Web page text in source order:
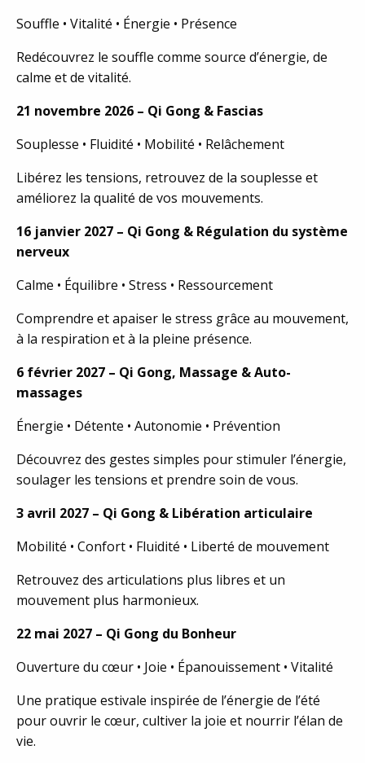
Souffle • Vitalité • Énergie • Présence
Redécouvrez le souffle comme source d’énergie, de
calme et de vitalité.
21 novembre 2026 – Qi Gong & Fascias
Souplesse • Fluidité • Mobilité • Relâchement
Libérez les tensions, retrouvez de la souplesse et
améliorez la qualité de vos mouvements.
16 janvier 2027 – Qi Gong & Régulation du système
nerveux
Calme • Équilibre • Stress • Ressourcement
Comprendre et apaiser le stress grâce au mouvement,
à la respiration et à la pleine présence.
6 février 2027 – Qi Gong, Massage & Auto-
massages
Énergie • Détente • Autonomie • Prévention
Découvrez des gestes simples pour stimuler l’énergie,
soulager les tensions et prendre soin de vous.
3 avril 2027 – Qi Gong & Libération articulaire
Mobilité • Confort • Fluidité • Liberté de mouvement
Retrouvez des articulations plus libres et un
mouvement plus harmonieux.
22 mai 2027 – Qi Gong du Bonheur
Ouverture du cœur • Joie • Épanouissement • Vitalité
Une pratique estivale inspirée de l’énergie de l’été
pour ouvrir le cœur, cultiver la joie et nourrir l’élan de
vie.